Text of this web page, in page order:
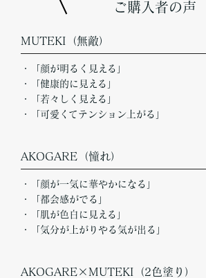
ご購入者の声
MUTEKI（無敵）
・「顔が明るく見える」
・「健康的に見える」
・「若々しく見える」
・「可愛くてテンション上がる」
AKOGARE（憧れ）
・「顔が一気に華やかになる」
・「都会感がでる」
・「肌が色白に見える」
・「気分が上がりやる気が出る」
AKOGARE×MUTEKI（2色塗り）